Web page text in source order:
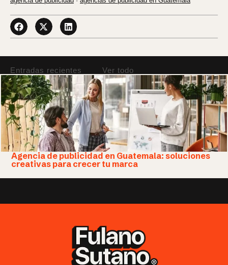
Entradas recientes Ver todo
Agencia de publicidad en Guatemala: soluciones
creativas para crecer tu marca